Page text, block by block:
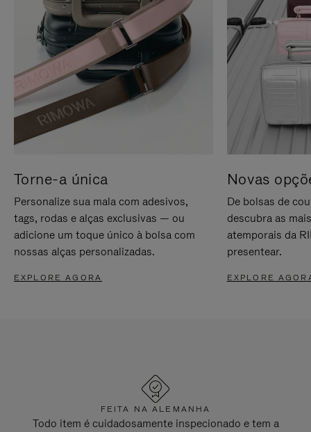
Torne-a única
Personalize sua mala com adesivos,
tags, rodas e alças exclusivas — ou
adicione um toque único à bolsa com
nossas alças personalizadas.
EXPLORE AGORA
Novas
De bolsas de
descubra as
atemporais da
presentear.
EXPLORE
FEITA NA ALEMANHA
Todo item é cuidadosamente inspecionado e tem a